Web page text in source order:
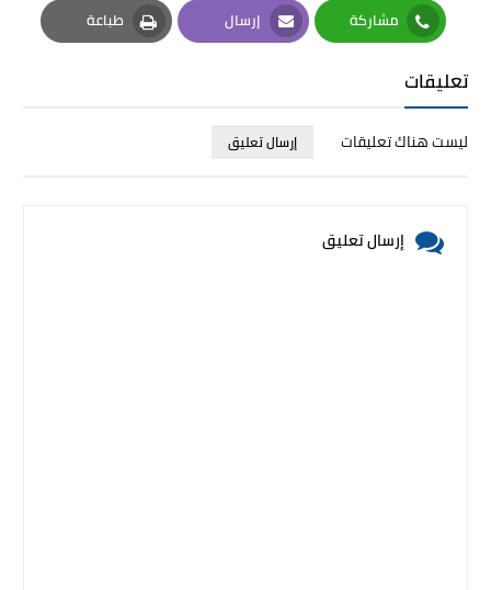
مشاركة
Whatsapp
إرسال
Email
طباعة
Print
تعليقات
ليست هناك تعليقات إرسال تعليق
إرسال تعليق